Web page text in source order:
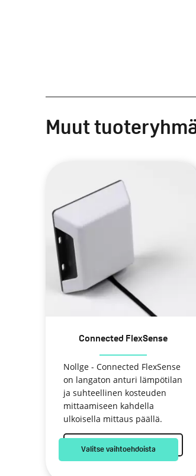
Muut
Connected FlexSense
Nollge - Connected FlexSense
on langaton anturi lämpötilan
ja suhteellinen kosteuden
mittaamiseen kahdella
ulkoisella mittaus päällä.
Valitse vaihtoehdoista
tuotteella
useampi
muunnelma.
Voit
tehdä
valinnat